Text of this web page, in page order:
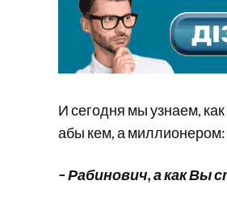
И сегодня мы узнаем,
абы кем, а миллионером:
– Рабинович, а как Вы